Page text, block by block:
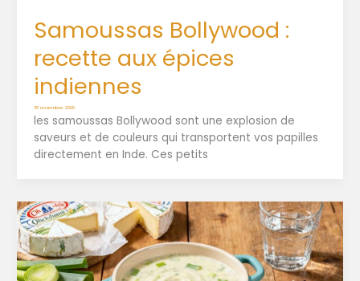
Samoussas Bollywood :
recette aux épices
indiennes
18 novembre 2025
les samoussas Bollywood sont une explosion de
saveurs et de couleurs qui transportent vos papilles
directement en Inde. Ces petits